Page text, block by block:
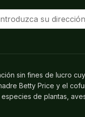
sin fines de lucro
Betty Price y el
de plantas,